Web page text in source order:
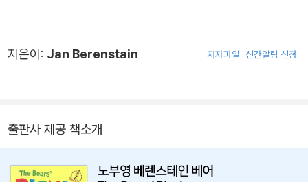
지은이: Jan Berenstain 저자파일 신간알림 신청
출판사 제공 책소개